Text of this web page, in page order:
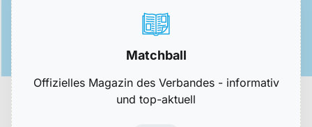
Matchball
Offizielles Magazin des Verbandes - informativ
und top-aktuell